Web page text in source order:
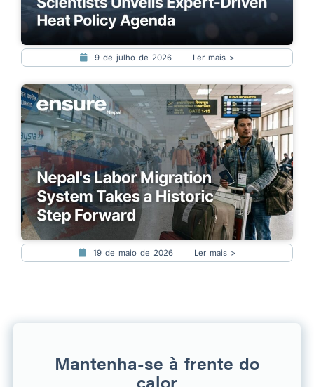
9 de julho de 2026 Ler mais >
19 de maio de 2026 Ler mais >
Mantenha-se à frente do
calor